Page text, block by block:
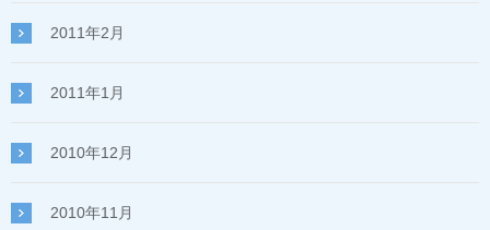
2011年2月
2011年1月
2010年12月
2010年11月